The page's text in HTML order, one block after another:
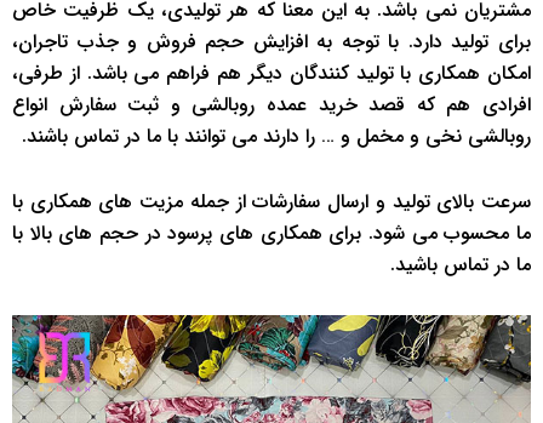
مشتریان نمی باشد. به این معنا که هر تولیدی، یک ظرفیت خاص
برای تولید دارد. با توجه به افزایش حجم فروش و جذب تاجران،
امکان همکاری با تولید کنندگان دیگر هم فراهم می باشد. از طرفی،
افرادی هم که قصد خرید عمده روبالشی و ثبت سفارش انواع
روبالشی نخی و مخمل و … را دارند می توانند با ما در تماس باشند.
سرعت بالای تولید و ارسال سفارشات از جمله مزیت های همکاری با
ما محسوب می شود. برای همکاری های پرسود در حجم های بالا با
ما در تماس باشید.